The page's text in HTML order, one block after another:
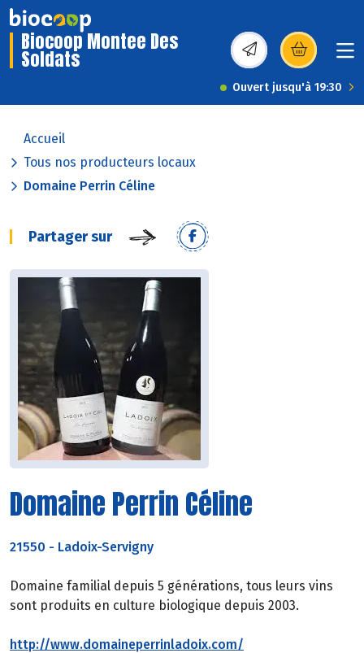
Biocoop Montee Des
Soldats (s’ouvre dans une
Ouvert jusqu'à 19:30
Accueil
Tous nos producteurs locaux
Domaine Perrin Céline
Partager sur
Domaine Perrin Céline
21550 - Ladoix-Servigny
Domaine familial depuis 5 générations, tous leurs vins
sont produits en culture biologique depuis 2003.
http://www.domaineperrinladoix.com/